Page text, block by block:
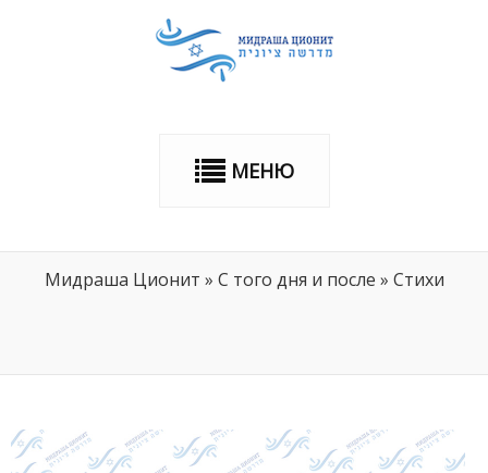
МЕНЮ
Мидраша Ционит » С того дня и после » Стихи